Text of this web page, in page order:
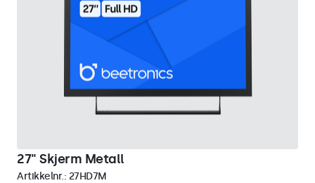
27" Skjerm Metall
Artikkelnr.: 27HD7M